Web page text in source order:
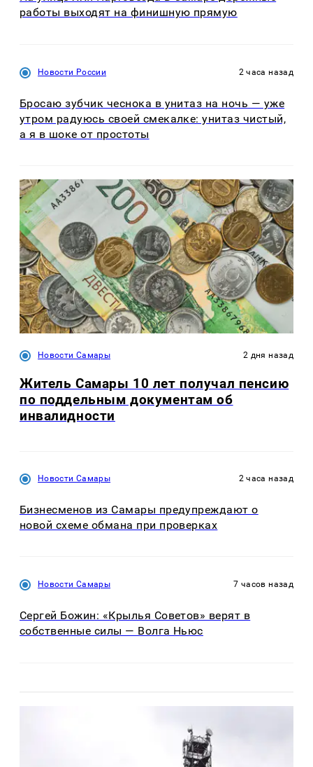
работы выходят на финишную прямую
Новости России 2 часа назад
Бросаю зубчик чеснока в унитаз на ночь — уже
утром радуюсь своей смекалке: унитаз чистый,
а я в шоке от простоты
Новости Самары 2 дня назад
Житель Самары 10 лет получал пенсию
по поддельным документам об
инвалидности
Новости Самары 2 часа назад
Бизнесменов из Самары предупреждают о
новой схеме обмана при проверках
Новости Самары 7 часов назад
Сергей Божин: «Крылья Советов» верят в
собственные силы — Волга Ньюс